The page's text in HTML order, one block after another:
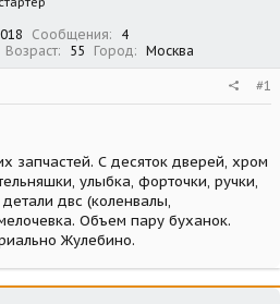
Сообщения
4
Возраст 55 Город Москва
#1
запчастей. С десяток дверей, хром
улыбка, форточки, ручки,
двс (коленвалы,
Объем пару буханок.
Жулебино.